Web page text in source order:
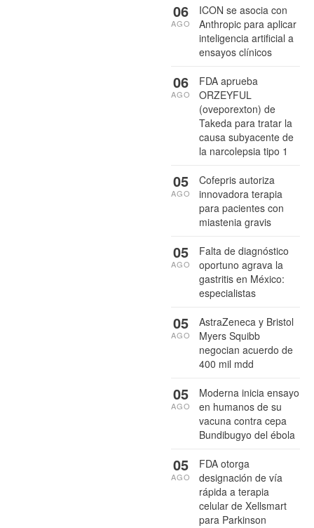
ICON se asocia con
Anthropic para aplicar
inteligencia artificial a
ensayos clínicos
06
AGO
FDA aprueba
ORZEYFUL
(oveporexton) de
Takeda para tratar la
causa subyacente de
la narcolepsia tipo 1
06
AGO
Cofepris autoriza
innovadora terapia
para pacientes con
miastenia gravis
05
AGO
Falta de diagnóstico
oportuno agrava la
gastritis en México:
especialistas
05
AGO
AstraZeneca y Bristol
Myers Squibb
negocian acuerdo de
400 mil mdd
05
AGO
Moderna inicia ensayo
en humanos de su
vacuna contra cepa
Bundibugyo del ébola
05
AGO
FDA otorga
designación de vía
rápida a terapia
celular de Xellsmart
para Parkinson
05
AGO